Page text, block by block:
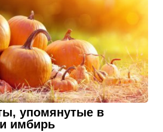
упомянутые в
имбирь